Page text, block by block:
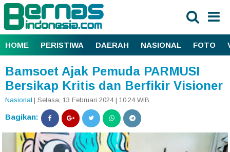
HOME PERISTIWA DAERAH NASIONAL FOTO
Bamsoet Ajak Pemuda PARMUSI
Bersikap Kritis dan Berfikir Visioner
Nasional | Selasa, 13 Februari 2024 | 10.24 WIB
Bagikan: